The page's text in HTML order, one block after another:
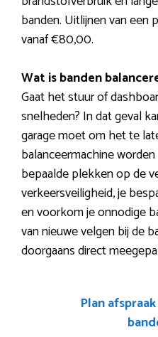
banden. Uitlijnen van een
vanaf €80,00.
Wat is banden
Gaat het stuur of
snelheden? In dat geval
garage moet om het te
balanceermachine
bepaalde plekken op de
verkeersveiligheid, je
en voorkom je onnodige
van nieuwe velgen bij de
doorgaans direct
Plan